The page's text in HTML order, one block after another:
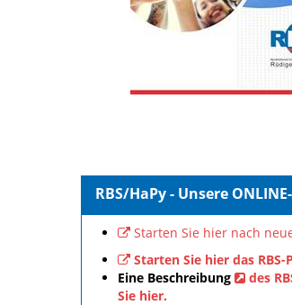
RBS/HaPy - Unsere
Starten Sie hier nach
Starten Sie hier das RBS-
Eine Beschreibung
des
Sie hier.